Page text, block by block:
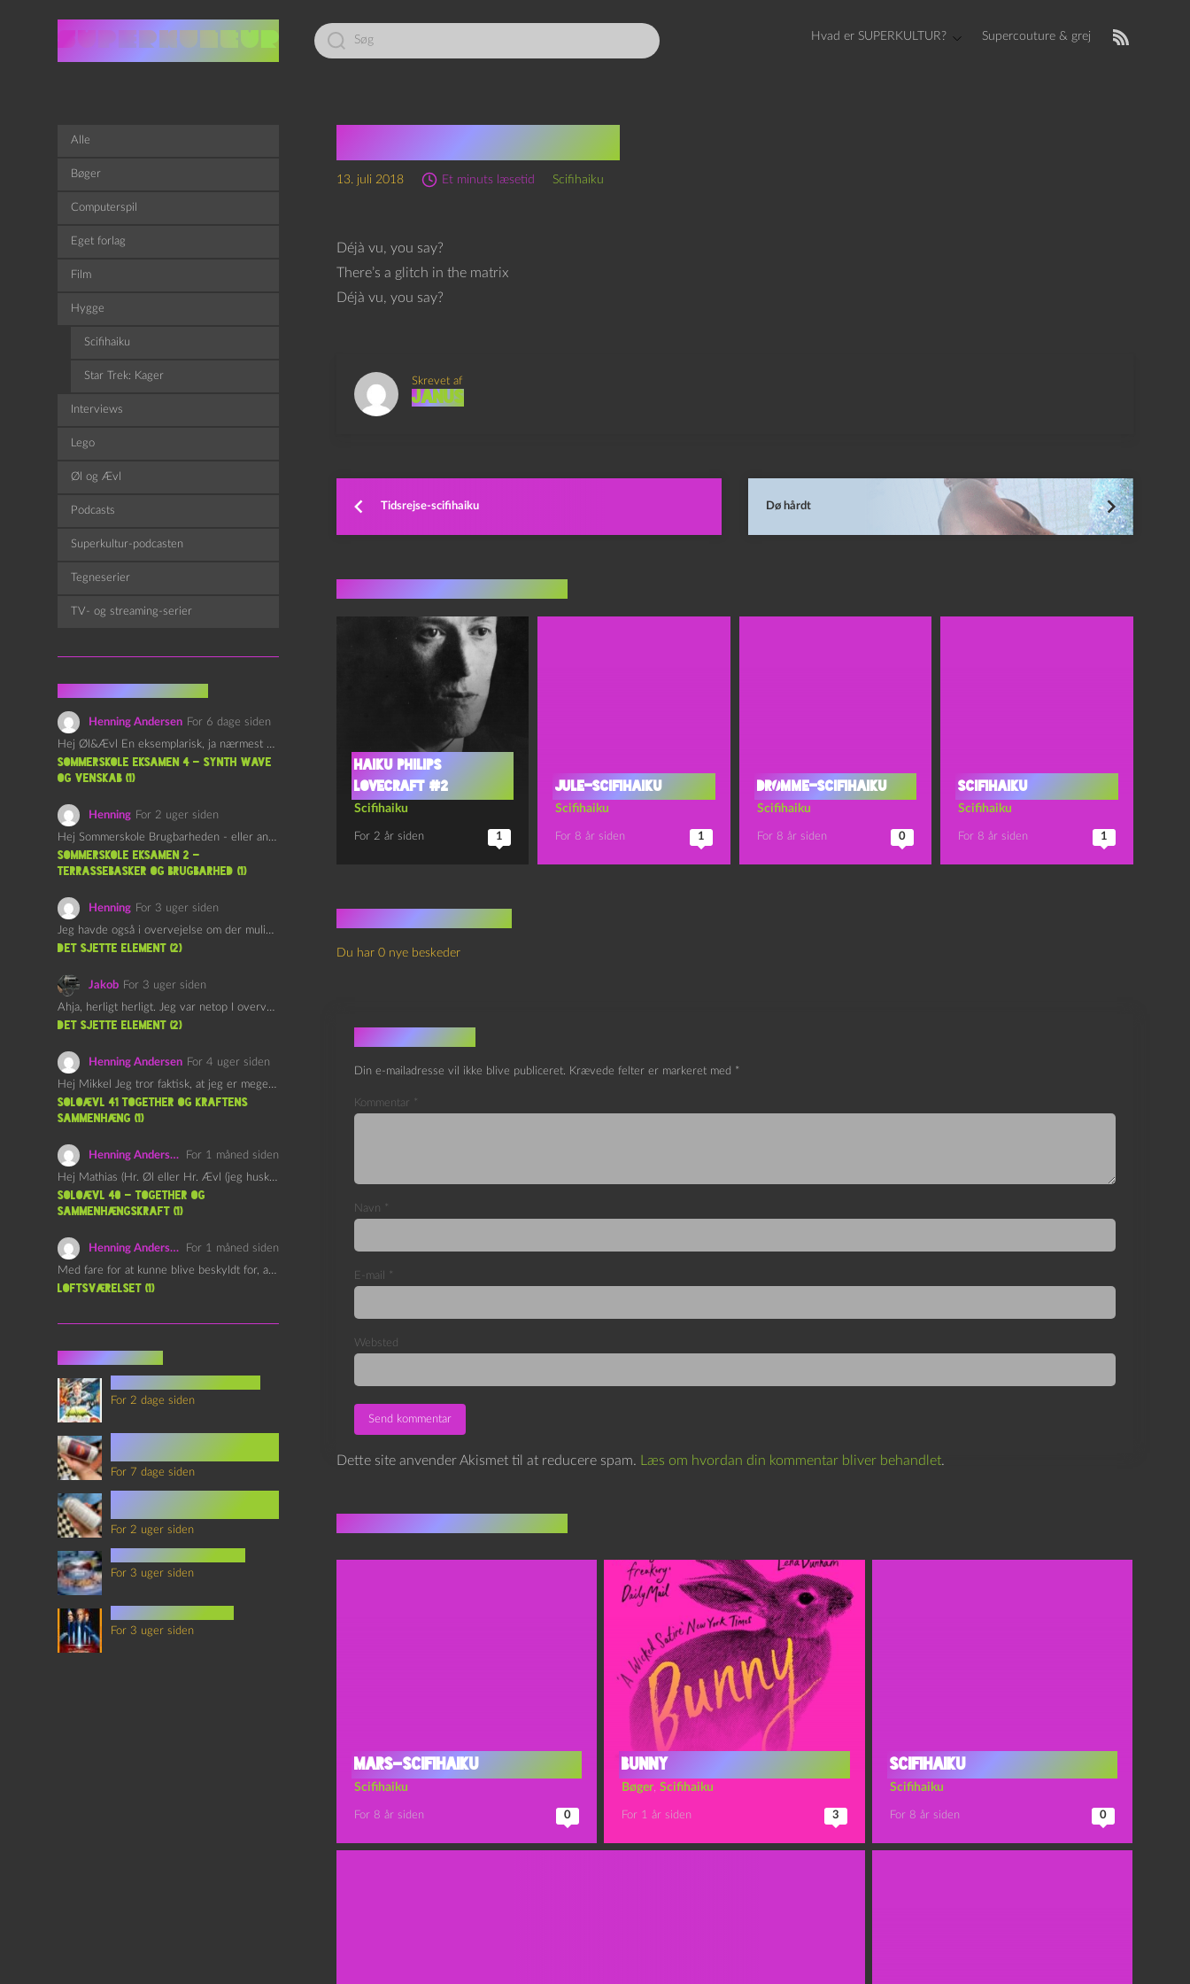
Led
efter:
Hvad er SUPERKULTUR? Supercouture & grej
13. juli 2018 Et minuts læsetid Scifihaiku
Déjà vu, you say?
There’s a glitch in the matrix
Déjà vu, you say?
Skrevet af
Janus
Tidsrejse-scifihaiku Dø hårdt
Haiku Philips
Lovecraft #2
Scifihaiku
For 2 år siden 1
Jule-scifihaiku
Scifihaiku
For 8 år siden 1
Drømme-scifihaiku
Scifihaiku
For 8 år siden 0
Scifihaiku
Scifihaiku
For 8 år siden 1
Du har 0 nye beskeder
Skriv et svar
Din e-mailadresse vil ikke blive publiceret. Krævede felter er markeret med *
Kommentar *
Navn *
E-mail *
Websted
Dette site anvender Akismet til at reducere spam. Læs om hvordan din kommentar bliver behandlet.
Mars-scifihaiku
Scifihaiku
For 8 år siden 0
Bunny
Bøger,Scifihaiku
For 1 år siden 3
Scifihaiku
Scifihaiku
For 8 år siden 0
Alle
Bøger
Computerspil
Eget forlag
Film
Hygge
Scifihaiku
Star Trek: Kager
Interviews
Lego
Øl og Ævl
Podcasts
Superkultur-podcasten
Tegneserier
TV- og streaming-serier
Henning Andersen For 6 dage siden
Hej Øl&Ævl En eksemplarisk, ja nærmest yndefuld, afslutning på SOMMERSKOLEN.…
Sommerskole Eksamen 4 – Synth Wave
og Venskab (1)
Henning For 2 uger siden
Hej Sommerskole Brugbarheden - eller anvendeligheden - af "Øl&Ævl" er…
Sommerskole Eksamen 2 –
Terrassebasker og Brugbarhed (1)
Henning For 3 uger siden
Jeg havde også i overvejelse om der muligvis kunne være…
det sjette element (2)
Jakob For 3 uger siden
Ahja, herligt herligt. Jeg var netop I overvejelser om at…
det sjette element (2)
Henning Andersen For 4 uger siden
Hej Mikkel Jeg tror faktisk, at jeg er meget enig…
Soloævl 41 Together og Kraftens
Sammenhæng (1)
Henning Andersen
For 1 måned siden
Hej Mathias (Hr. Øl eller Hr. Ævl (jeg husker ikke…
Soloævl 40 – Together og
sammenhængskraft (1)
Henning Andersen
For 1 måned siden
Med fare for at kunne blive beskyldt for, at være…
Loftsværelset (1)
For 2 dage siden
For 7 dage siden
For 2 uger siden
For 3 uger siden
For 3 uger siden